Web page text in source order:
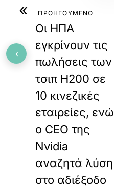
« ΠΡΟΗΓΟΥΜΕΝΟ
Οι ΗΠΑ
εγκρίνουν τις
πωλήσεις των
τσιπ H200 σε
10 κινεζικές
εταιρείες, ενώ
ο CEO της
Nvidia
αναζητά λύση
στο αδιέξοδο
‹